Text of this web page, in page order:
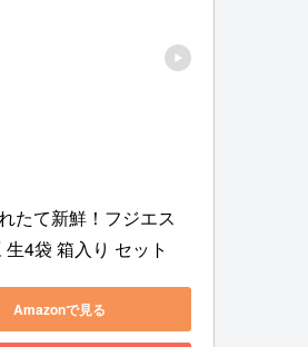
たて新鮮！フジエス
4袋 箱入り セット
Amazonで見る